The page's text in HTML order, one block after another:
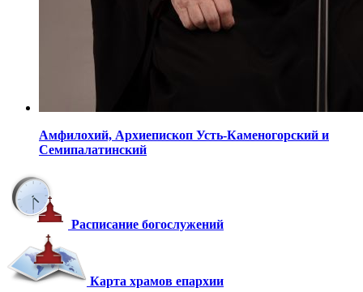
Амфилохий, Архиепископ Усть-Каменогорский и
Семипалатинский
Расписание богослужений
Карта храмов епархии